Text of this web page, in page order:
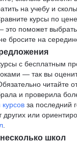
на учебу и
курсы по
поможет
бросите на
с бесплатным
— так вы
читайте
и проверила
курсов за последний
других или
школ